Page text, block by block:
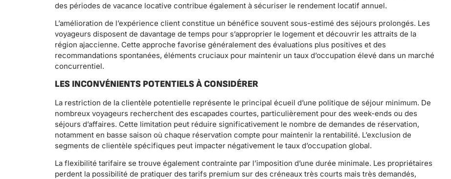
des périodes de vacance locative contribue également à sécuriser le rendement locatif annuel.
L’amélioration de l’expérience client constitue un bénéfice souvent sous-estimé des séjours prolongés. Les
voyageurs disposent de davantage de temps pour s’approprier le logement et découvrir les attraits de la
région ajaccienne. Cette approche favorise généralement des évaluations plus positives et des
recommandations spontanées, éléments cruciaux pour maintenir un taux d’occupation élevé dans un marché
concurrentiel.
LES INCONVÉNIENTS POTENTIELS À CONSIDÉRER
La restriction de la clientèle potentielle représente le principal écueil d’une politique de séjour minimum. De
nombreux voyageurs recherchent des escapades courtes, particulièrement pour des week-ends ou des
séjours d’affaires. Cette limitation peut réduire significativement le nombre de demandes de réservation,
notamment en basse saison où chaque réservation compte pour maintenir la rentabilité. L’exclusion de
segments de clientèle spécifiques peut impacter négativement le taux d’occupation global.
La flexibilité tarifaire se trouve également contrainte par l’imposition d’une durée minimale. Les propriétaires
perdent la possibilité de pratiquer des tarifs premium sur des créneaux très courts mais très demandés,